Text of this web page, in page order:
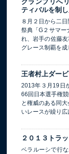
グランプリへ
ティバルを制
８月２日から二
祭典「G２サマー
れ、岩手の佐藤
グレース制覇を
王者村上ダー
2013年３月19日
66回日本選手権
と権威のある同
いレースが繰り
２０１３トラ
ベラルーシで行